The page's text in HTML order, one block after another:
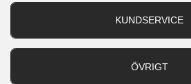
KUNDSERVICE
ÖVRIGT